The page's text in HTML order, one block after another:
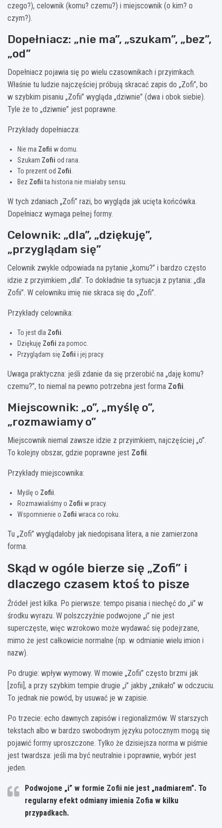
czego?), celownik (komu? czemu?) i miejscownik (o kim? o
czym?).
Dopełniacz: „nie ma”, „szukam”, „bez”,
„od”
Dopełniacz pojawia się po wielu czasownikach i przyimkach.
Właśnie tu ludzie najczęściej próbują skracać zapis do „Zofi”, bo
w szybkim pisaniu „Zofii” wygląda „dziwnie” (dwa i obok siebie).
Tyle że to „dziwnie” jest poprawne.
Przykłady dopełniacza:
Nie ma Zofii w domu.
Szukam Zofii od rana.
To prezent od Zofii
Bez Zofiita historia nie miałaby sensu.
W tych zdaniach „Zofi” razi, bo wygląda jak ucięta końcówka.
Dopełniacz wymaga pełnej formy.
Celownik: „dla”, „dziękuję”,
„przyglądam się”
Celownik zwykle odpowiada na pytanie „komu?” i bardzo często
idzie z przyimkiem „dla”. To dokładnie ta sytuacja z pytania: „dla
Zofii”. W celowniku imię nie skraca się do „Zofi”.
Przykłady celownika:
To jest dla Zofii
Dziękuję Zofii za pomoc.
Przyglądam się Zofii i jej pracy.
Uwaga praktyczna: jeśli zdanie da się przerobić na „daję komu?
czemu?”, to niemal na pewno potrzebna jest forma Zofii.
Miejscownik: „o”, „myślę o”,
„rozmawiamy o”
Miejscownik niemal zawsze idzie z przyimkiem, najczęściej „o”.
To kolejny obszar, gdzie poprawne jest Zofii.
Przykłady miejscownika:
Myślę o Zofii
Rozmawialiśmy o Zofii w pracy.
Wspomnienie o Zofii wraca co roku.
Tu „Zofi” wyglądałoby jak niedopisana litera, a nie zamierzona
forma.
Skąd w ogóle bierze się „Zofi” i
dlaczego czasem ktoś to pisze
Źródeł jest kilka. Po pierwsze: tempo pisania i niechęć do „ii” w
środku wyrazu. W polszczyźnie podwojone „i” nie jest
superczęste, więc wzrokowo może wydawać się podejrzane,
mimo że jest całkowicie normalne (np. w odmianie wielu imion i
nazw).
Po drugie: wpływ wymowy. W mowie „Zofii” często brzmi jak
[zofii], a przy szybkim tempie drugie „i” jakby „znikało” w odczuciu.
To jednak nie powód, by usuwać je w zapisie.
Po trzecie: echo dawnych zapisów i regionalizmów. W starszych
tekstach albo w bardzo swobodnym języku potocznym mogą się
pojawić formy uproszczone. Tylko że dzisiejsza norma w piśmie
jest twardsza: jeśli ma być neutralnie i poprawnie, wybór jest
jeden.
Podwojone „i” w formie Zofii nie jest „nadmiarem”. To
regularny efekt odmiany imienia Zofia w kilku
przypadkach.